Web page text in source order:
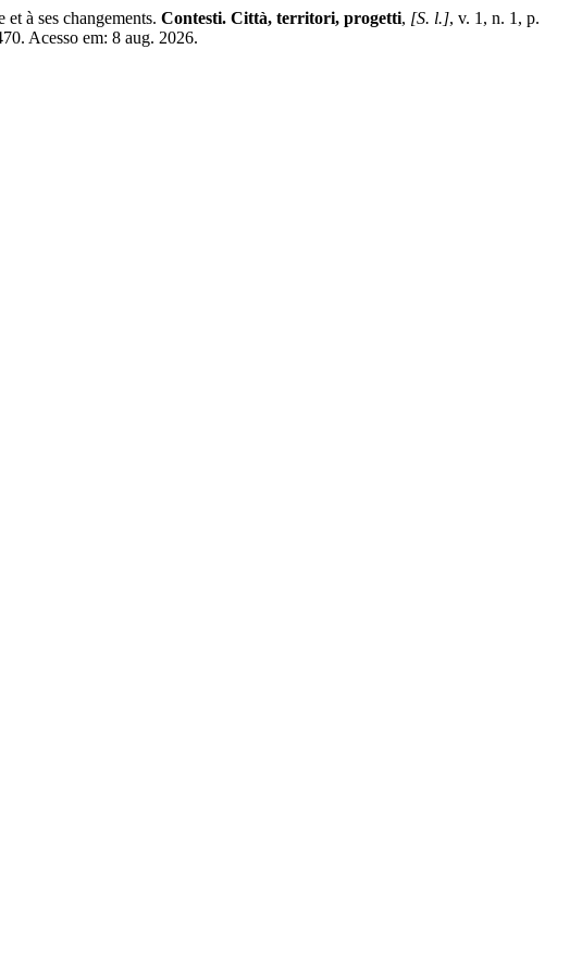
à ses changements. Contesti. Città, territori, progetti, [S. l.], v. 1, n. 1, p.
Acesso em: 8 aug. 2026.